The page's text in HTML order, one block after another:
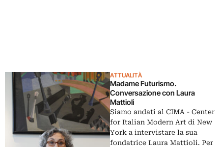
ATTUALITÀ
Madame Futurismo.
Conversazione con Laura
Mattioli
Siamo andati al CIMA - Center
for Italian Modern Art di New
York a intervistare la sua
fondatrice Laura Mattioli. Per